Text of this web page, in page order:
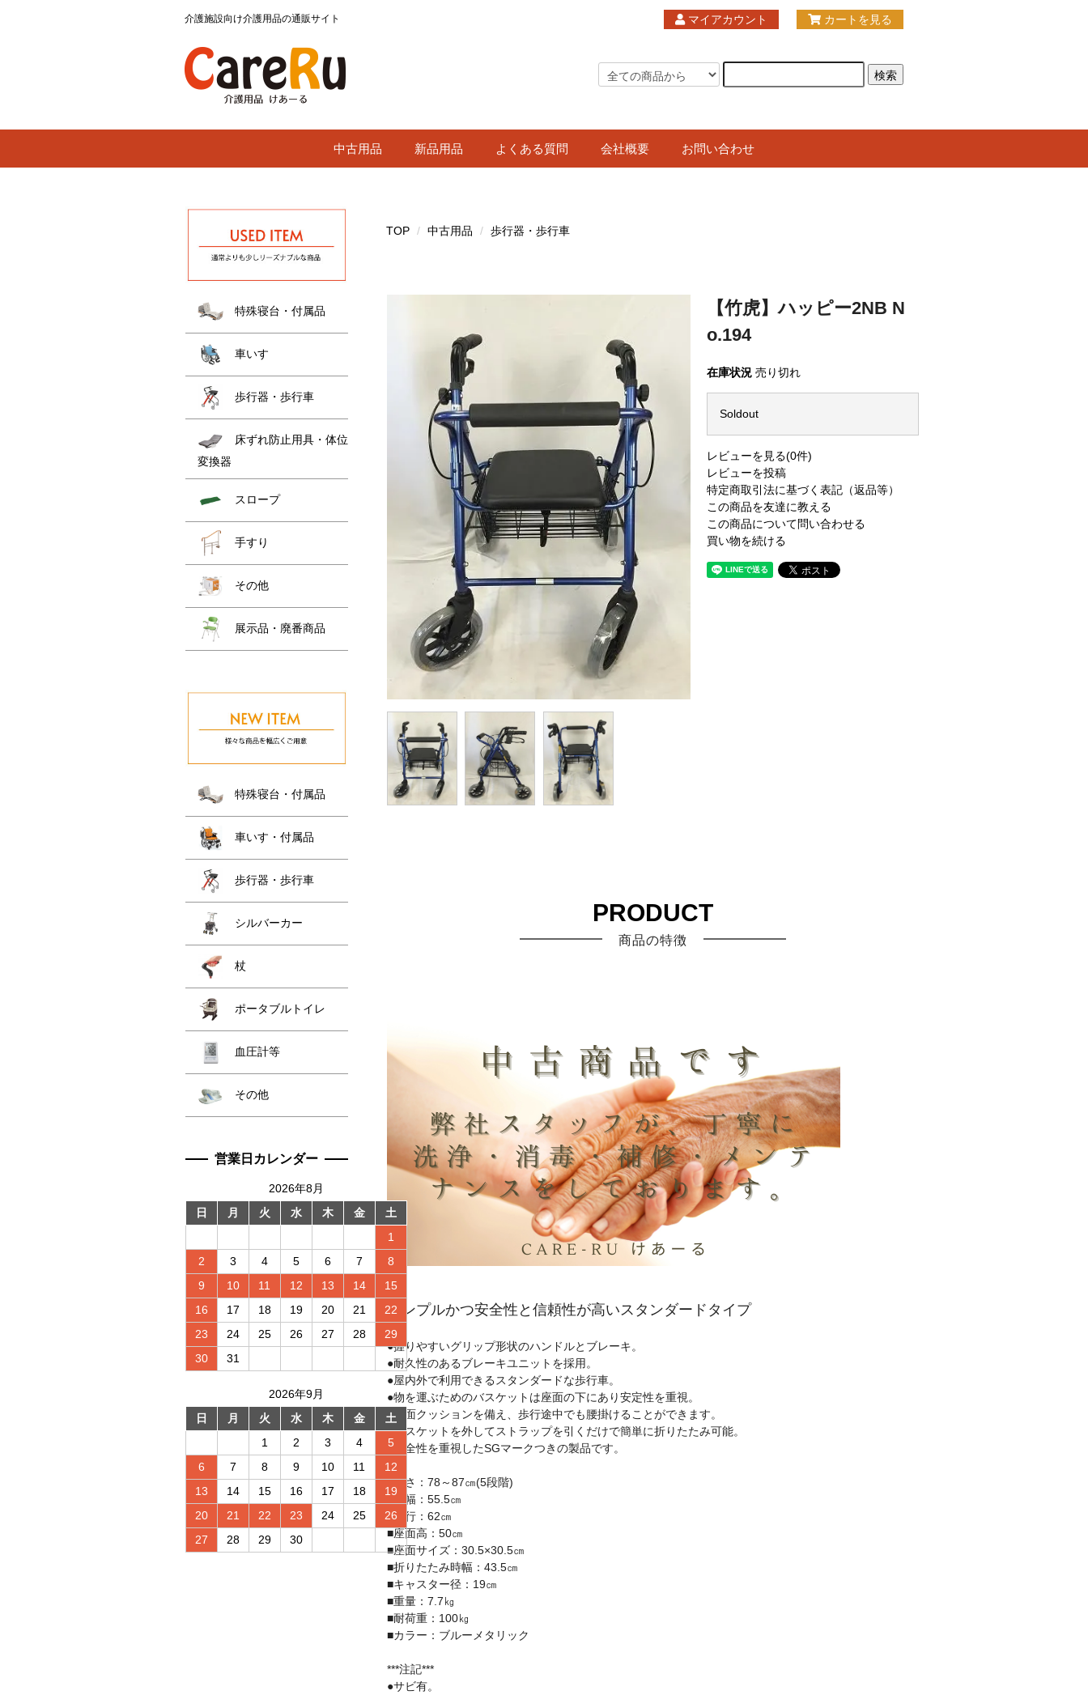
介護施設向け介護用品の通販サイト マイアカウント カートを見る
中古用品 新品用品 よくある質問 会社概要 お問い合わせ
TOP 中古用品 歩行器・歩行車
【竹虎】ハッピー2NB N
o.194
在庫状況 売り切れ
Soldout
レビューを見る(0件)
レビューを投稿
特定商取引法に基づく表記（返品等）
この商品を友達に教える
この商品について問い合わせる
買い物を続ける
PRODUCT
商品の特徴
シンプルかつ安全性と信頼性が高いスタンダードタイプ
●握りやすいグリップ形状のハンドルとブレーキ。
●耐久性のあるブレーキユニットを採用。
●屋内外で利用できるスタンダードな歩行車。
●物を運ぶためのバスケットは座面の下にあり安定性を重視。
●座面クッションを備え、歩行途中でも腰掛けることができます。
●バスケットを外してストラップを引くだけで簡単に折りたたみ可能。
●安全性を重視したSGマークつきの製品です。
■高さ：78～87㎝(5段階)
■横幅：55.5㎝
■奥行：62㎝
■座面高：50㎝
■座面サイズ：30.5×30.5㎝
■折りたたみ時幅：43.5㎝
■キャスター径：19㎝
■重量：7.7㎏
■耐荷重：100㎏
■カラー：ブルーメタリック
***注記***
●サビ有。
特殊寝台・付属品
車いす
歩行器・歩行車
床ずれ防止用具・体位
変換器
スロープ
手すり
その他
展示品・廃番商品
特殊寝台・付属品
車いす・付属品
歩行器・歩行車
シルバーカー
杖
ポータブルトイレ
血圧計等
その他
営業日カレンダー
2026年8月
日
月 火 水 木 金
土
1
2
3 4 5 6 7
8
9
10 11 12 13 14
15
16
17 18 19 20 21
22
23
24 25 26 27 28
29
30
31
2026年9月
日
月 火 水 木 金
土
1
2 3 4
5
6
7 8 9 10 11
12
13
14 15 16 17 18
19
20
21 22 23 24 25
26
27
28 29 30